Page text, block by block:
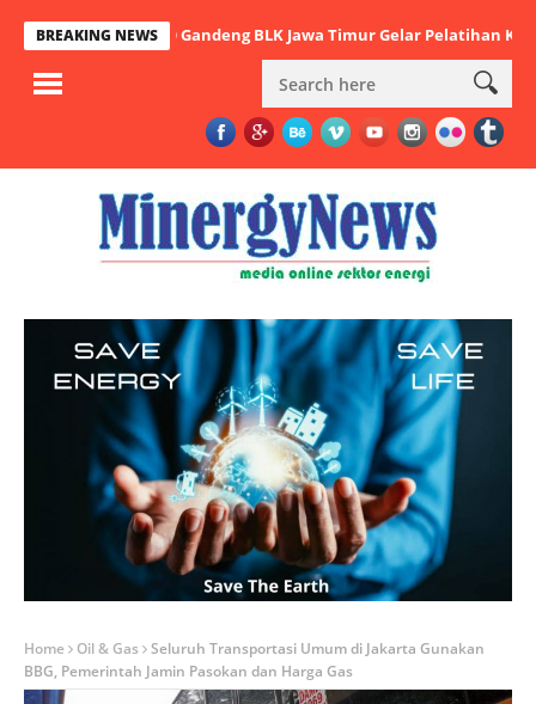
BREAKING NEWS
WMO Gandeng BLK Jawa Timur Gelar Pelatihan Ketrampilan
Home Oil & Gas
Seluruh Transportasi Umum di Jakarta Gunakan
BBG, Pemerintah Jamin Pasokan dan Harga Gas